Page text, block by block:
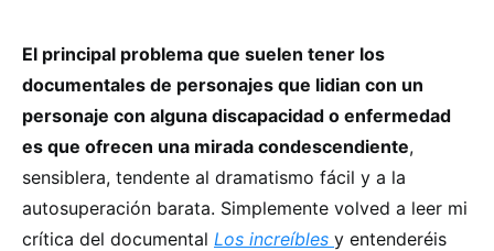
El principal problema que suelen tener los
documentales de personajes que lidian con un
personaje con alguna discapacidad o enfermedad
es que ofrecen una mirada condescendiente,
sensiblera, tendente al dramatismo fácil y a la
autosuperación barata. Simplemente volved a leer mi
crítica del documental Los increíbles y entenderéis